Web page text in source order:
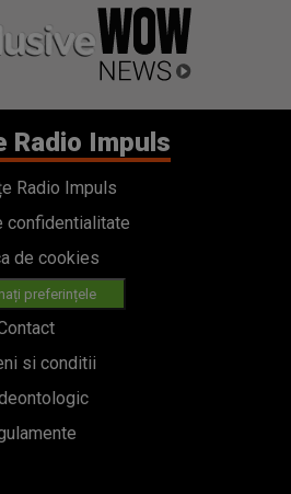
Radio Impuls
Radio Impuls
confidentialitate
de cookies
preferințele
si conditii